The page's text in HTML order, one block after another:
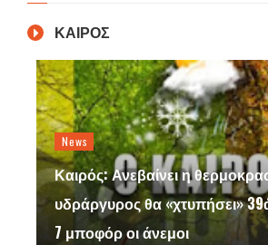
ΚΑΙΡΟΣ
News
Καιρός: Ανεβαίνει η
υδράργυρος θα «χτυπήσει»
7 μποφόρ οι άνεμοι